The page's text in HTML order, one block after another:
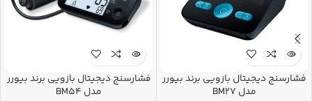
فشارسنج دیجیتال بازویی برند بیورر
مدل BM27
فشارسنج دیجیتال بازویی برند بیورر
مدل BM54